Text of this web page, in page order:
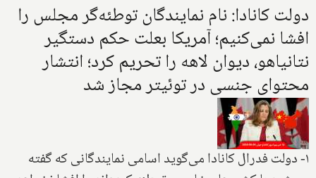
دولت کانادا: نام نمایندگان توطئه‌گر مجلس را
افشا نمی‌کنیم؛ آمریکا بعلت حکم دستگیر
نتانیاهو، دیوان لاهه را تحریم کرد؛ انتشار
محتوای جنسی در توئیتر مجاز شد
۱- دولت فدرال کانادا می‌گوید اسامی نمایندگانی که گفته